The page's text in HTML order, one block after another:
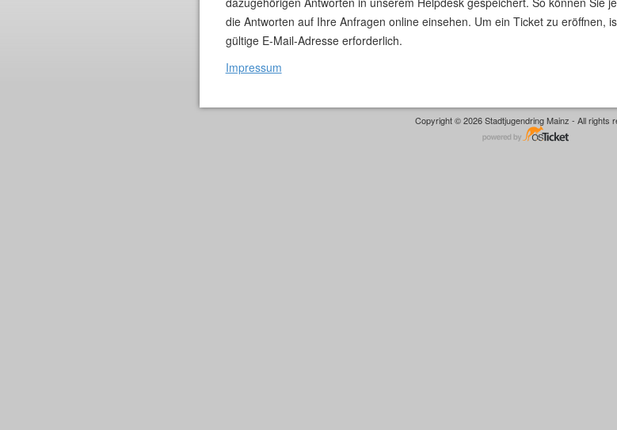
die Antworten auf Ihre Anfragen online einsehen. Um ein Ticket zu eröffnen,
gültige E-Mail-Adresse erforderlich.
Impressum
Copyright © 2026 Stadtjugendring Mainz - All rights